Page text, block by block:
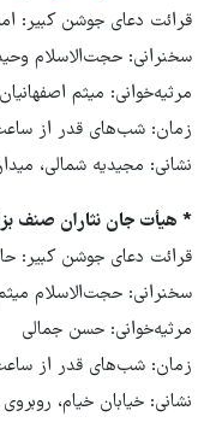
قرائت دعای جوشن کبیر:
سخنرانی: حجت‌الاسلام
مرثیه‌خوانی: میثم
زمان: شب‌های قدر از ساعت
نشانی: مجیدیه شمالی،
* هیأت جان نثاران صنف
قرائت دعای جوشن کبیر:
سخنرانی: حجت‌الاسلام میثم
مرثیه‌خوانی: حسن جمالی
زمان: شب‌های قدر از ساعت
نشانی: خیابان خیام،